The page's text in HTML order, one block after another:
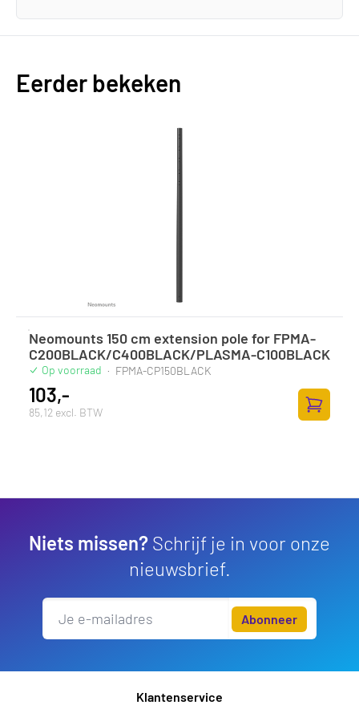
Eerder bekeken
Neomounts 150 cm extension pole for FPMA-
C200BLACK/C400BLACK/PLASMA-C100BLACK
Op voorraad · FPMA-CP150BLACK
103,-
85,12 excl. BTW
Niets missen? Schrijf je in voor onze
nieuwsbrief.
Abonneer
Klantenservice